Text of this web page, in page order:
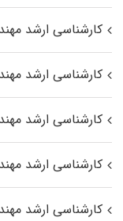
کارشناسی ارشد
کارشناسی ارشد
کارشناسی ارشد
کارشناسی ارشد
کارشناسی ارشد